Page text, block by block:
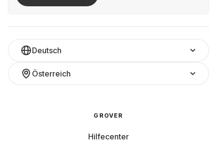
Deutsch
Österreich
GROVER
Hilfecenter